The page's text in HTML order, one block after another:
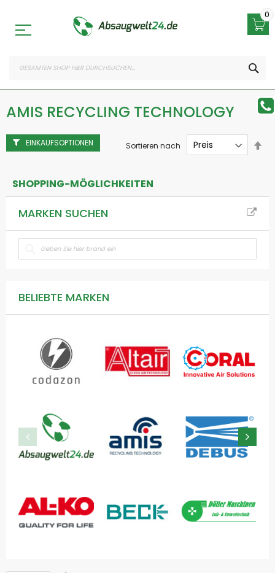
0
AMIS RECYCLING TECHNOLOGY
Sortieren nach
EINKAUFSOPTIONEN
SHOPPING-MÖGLICHKEITEN
MARKEN SUCHEN
BELIEBTE MARKEN